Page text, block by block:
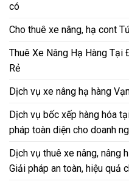
có
Cho thuê xe nâng, hạ cont
Thuê Xe Nâng Hạ Hàng
Rẻ
Dịch vụ xe nâng hạ hàng
Dịch vụ bốc xếp hàng hóa
pháp toàn diện cho doanh
Dịch vụ thuê xe nâng, nâng
Giải pháp an toàn, hiệu quả